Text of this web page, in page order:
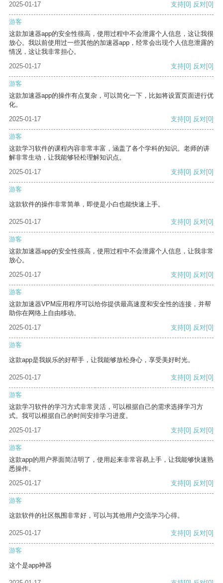
2025-01-17
支持[0] 反对[0]
游客
这款加速器app的安全性很高，使用过程中不会泄露个人信息，这让我很
放心。我以前使用过一些其他的加速器app，经常会出现个人信息泄露的
情况，这让我非常担心。
2025-01-17
支持[0] 反对[0]
游客
这款加速器app的操作有点复杂，可以简化一下，比如将设置页面进行优
化。
2025-01-17
支持[0] 反对[0]
游客
这款学习软件的课程内容非常丰富，涵盖了各个学科的知识。老师的讲
解非常生动，让我能够轻松理解知识点。
2025-01-17
支持[0] 反对[0]
游客
这款软件的操作非常简单，即使是小白也能快速上手。
2025-01-17 支持[0] 反对[0]
游客
这款加速器app的安全性很高，使用过程中不会泄露个人信息，让我非常
放心。
2025-01-17
支持[0] 反对[0]
游客
这款加速器VPM应用程序可以给你提供最高速度和安全性的连接，并帮
助你在网络上自由移动。
2025-01-17
支持[0] 反对[0]
游客
这款app是我娱乐的好帮手，让我能够放松身心，享受美好时光。
2025-01-17 支持[0] 反对[0]
游客
这款学习软件的学习方式非常灵活，可以根据自己的需求选择学习方
式。我可以根据自己的时间安排学习进度。
2025-01-17
支持[0] 反对[0]
游客
这款app的用户界面简洁明了，使用起来非常容易上手，让我能够快速熟
悉操作。
2025-01-17
支持[0] 反对[0]
游客
这款软件的社区氛围非常好，可以与其他用户交流学习心得。
2025-01-17 支持[0] 反对[0]
游客
这个是app神器